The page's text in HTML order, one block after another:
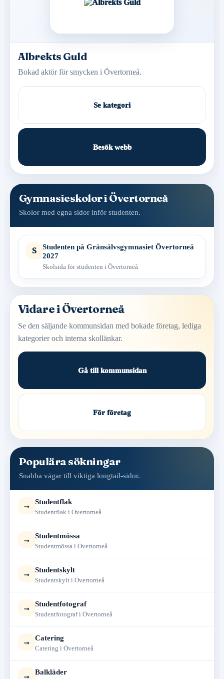
Albrekts Guld
Bokad aktör för smycken i Övertorneå.
Se kategori
Besök webb
Gymnasieskolor i Övertorneå
Skolor med egna sidor inför studenten.
S
Studenten på Gränsälvsgymnasiet Övertorneå
2027
Skolsida för studenten i Övertorneå
Vidare i Övertorneå
Se den säljande kommunsidan med bokade företag, lediga
kategorier och interna skollänkar.
Gå till kommunsidan
För företag
Populära sökningar
Snabba vägar till viktiga longtail-sidor.
→ Studentflak
Studentflak i Övertorneå
→ Studentmössa
Studentmössa i Övertorneå
→ Studentskylt
Studentskylt i Övertorneå
→ Studentfotograf
Studentfotograf i Övertorneå
→ Catering
Catering i Övertorneå
→ Balkläder